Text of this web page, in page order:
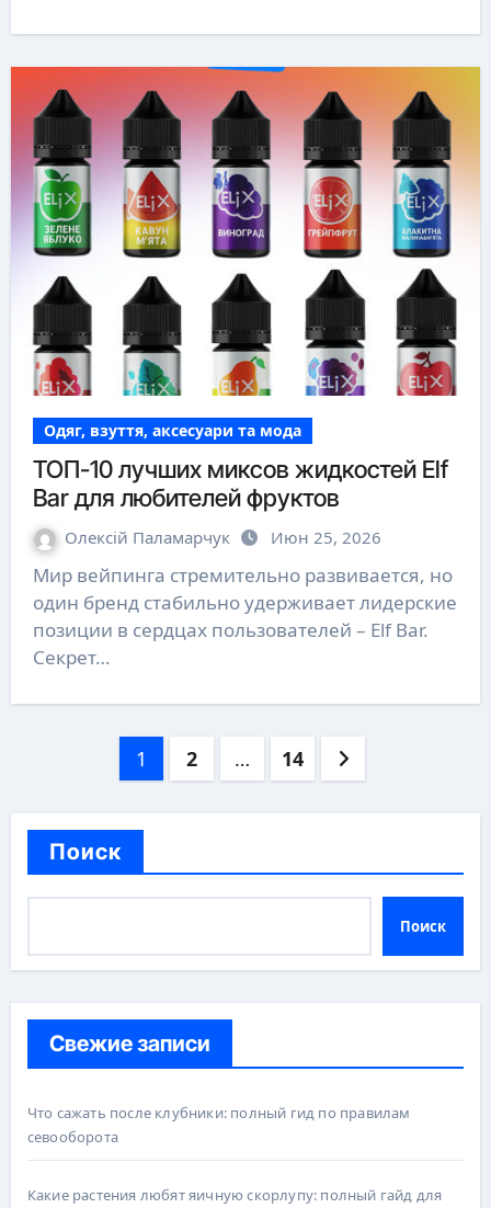
Одяг, взуття, аксесуари та мода
ТОП-10 лучших миксов жидкостей Elf
Bar для любителей фруктов
Олексій Паламарчук Июн 25, 2026
Мир вейпинга стремительно развивается, но
один бренд стабильно удерживает лидерские
позиции в сердцах пользователей – Elf Bar.
Секрет…
1 2 … 14
Поиск
Поиск
Свежие записи
Что сажать после клубники: полный гид по правилам
севооборота
Какие растения любят яичную скорлупу: полный гайд для